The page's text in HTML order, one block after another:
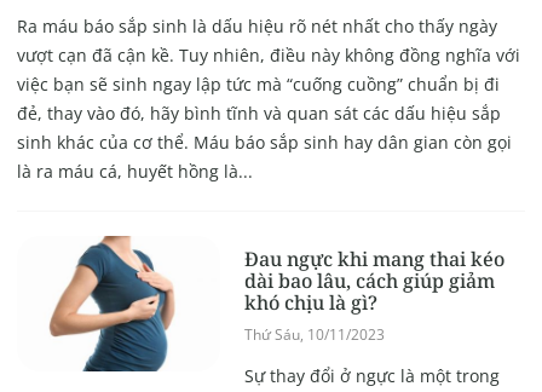
Ra máu báo sắp sinh là dấu hiệu rõ nét nhất cho thấy ngày
vượt cạn đã cận kề. Tuy nhiên, điều này không đồng nghĩa với
việc bạn sẽ sinh ngay lập tức mà “cuống cuồng” chuẩn bị đi
đẻ, thay vào đó, hãy bình tĩnh và quan sát các dấu hiệu sắp
sinh khác của cơ thể. Máu báo sắp sinh hay dân gian còn gọi
là ra máu cá, huyết hồng là...
Đau ngực khi mang thai kéo
dài bao lâu, cách giúp giảm
khó chịu là gì?
Thứ Sáu, 10/11/2023
Sự thay đổi ở ngực là một trong